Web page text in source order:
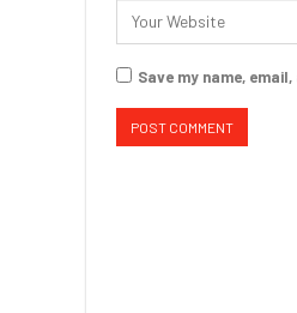
Save my name,